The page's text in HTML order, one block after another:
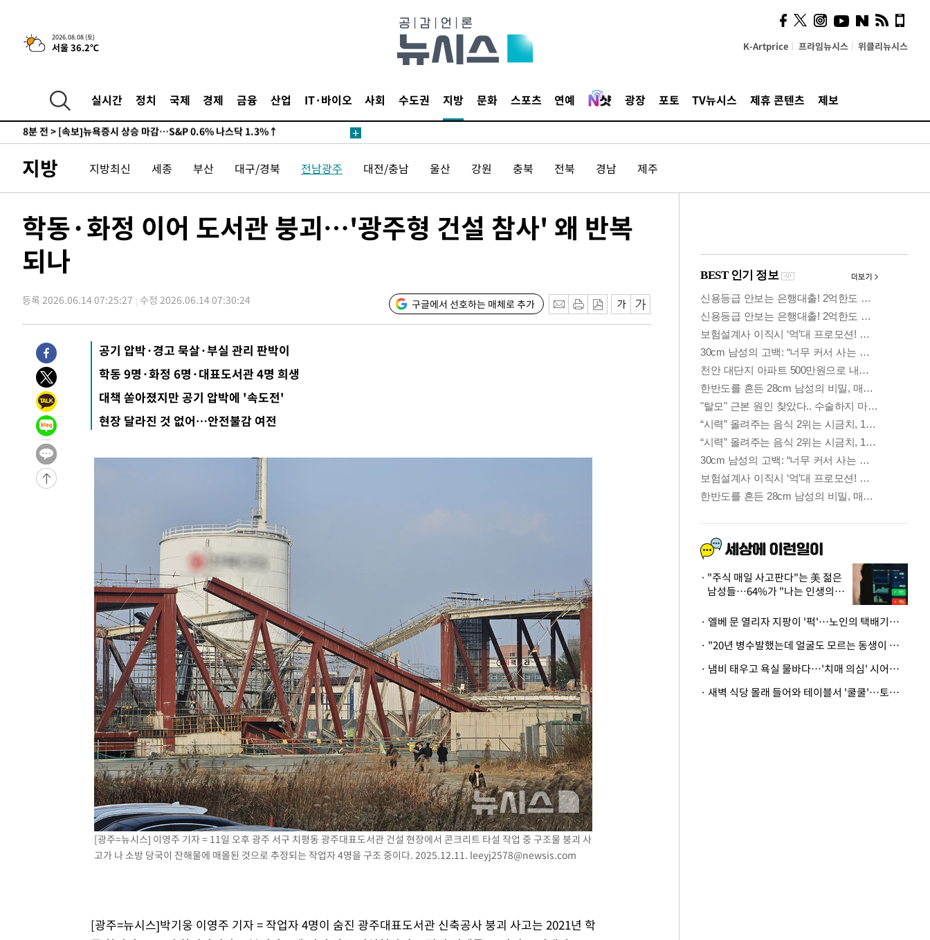
2026.08.08 (토)
서울 36.2℃ K-Artprice 프라임뉴시스 위클리뉴시스
실시간 정치 국제 경제 금융 산업 IT·바이오 사회 수도권 지방 문화 스포츠 연예 광장 포토 TV뉴시스 제휴 콘텐츠 제보
[속보]뉴욕증시 상승 마감…S&P 0.6% 나스닥 1.3%↑
-31391초 전 >백운산서 80년근 천종산삼 9뿌리 발견…감정가 1.3억원
-26635초 전 >
남자 농구, 나고야 아시안게임서 '홈팀' 일본과 한일전
-26011초 전 >여수 오동도 해상서 모터보트 전복…1명 사망·1명 실종
주 날씨]
-19256초 전 > 축구협회 "압수수색·성접대 논란 사과…쇄신의 기회로 삼겠다"
-17773초 전 >
송"
-6394초 전 >
-31411초 전 >백운산서 80년근 천종산삼 9뿌리 발견…감정가 1.3억원
-29121초 전 >선재도서 해루질 나섰다 실종 60대, 닷새 만에 숨진 채 발견
-26655초 전 >
남자 농구, 나고야 아시안게임서 '홈팀' 일본과 한일전
-26031초 전 >
여수 오동도 해상서 모터보트 전복…1명 사망·1명 실종
-22258초 전 >
주 날씨]
-19276초 전 >
축구협회 "압수수색·성접대 논란 사과…쇄신의 기회로 삼겠다"
-17793초 전 >
[속보]'압수수색·성접대 논란' 축구협회 "실망과 걱정 안겨드려 죄
-6414초 전 >
7분 전 > [속보]뉴욕증시 상승 마감…S&P 0.6% 나스닥 1.3%↑
지방 지방최신 세종 부산 대구/경북 전남광주 대전/충남 울산 강원 충북 전북 경남 제주
학동·화정 이어 도서관 붕괴…'광주형 건설 참사' 왜 반복
되나
등록 2026.06.14 07:25:27 수정 2026.06.14 07:30:24 구글에서 선호하는 매체로 추가
공기 압박·경고 묵살·부실 관리 판박이
학동 9명·화정 6명·대표도서관 4명 희생
대책 쏟아졌지만 공기 압박에 '속도전'
현장 달라진 것 없어…안전불감 여전
[광주=뉴시스] 이영주 기자 = 11일 오후 광주 서구 치평동 광주대표도서관 건설 현장에서 콘크리트 타설 작업 중 구조물 붕괴 사
고가 나 소방 당국이 잔해물에 매몰된 것으로 추정되는 작업자 4명을 구조 중이다. 2025.12.11. leeyj2578@newsis.com
[광주=뉴시스]박기웅 이영주 기자 = 작업자 4명이 숨진 광주대표도서관 신축공사 붕괴 사고는 2021년 학
사이 해답 찾았죠"…알을
깨고 나온 '초자아'
"주식 매일 사고판다"는 美 젊은
남성들…64%가 "나는 인생의
· 엘베 문 열리자 지팡이 '퍽'…노인의 택배기사 폭행 이유
· "20년 병수발했는데 얼굴도 모르는 동생이 유산 절반을"…배다른 형제 상속권 있을까
· 냄비 태우고 욕실 물바다…'치매 의심' 시어머니 검사 권유했다가 '날벼락'
· 새벽 식당 몰래 들어와 테이블서 '쿨쿨'…토사물 남기고 사라진 남성